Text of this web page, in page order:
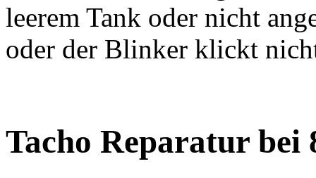
leerem Tank oder nicht
oder der Blinker klickt
Tacho Reparatur bei